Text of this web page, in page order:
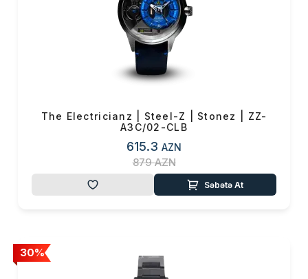
dizaynları sevənlərə
yönəldilmişdir. Bienne
bu modelləri mövcud
mexaniki idarə olunan
istifadə edərək sərfəli
saatlar yaratmağa həsr
The Electricianz | Steel-Z | Stonez | ZZ-
A3C/02-CLB
615.3 AZN
879AZN
Səbətə At
30%